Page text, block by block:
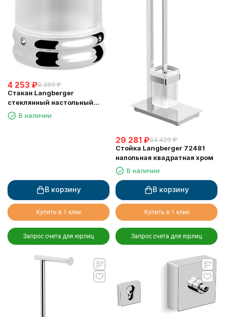
4 253 ₽9 360 ₽
Стакан Langberger
стеклянный настольный
круглый "Swarovski" 22213A
В наличии
В корзину
Купить в 1 клик
Запрос счета для юрлиц
29 281 ₽64 420 ₽
Стойка Langberger 72481
напольная квадратная хром
В наличии
В корзину
Купить в 1 клик
Запрос счета для юрлиц